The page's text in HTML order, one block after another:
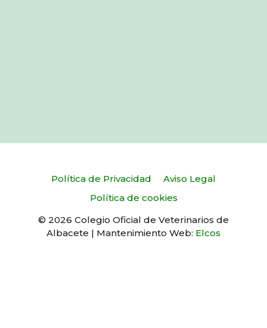
Política de Privacidad
Aviso Legal
Política de cookies
© 2026 Colegio Oficial de Veterinarios de
Albacete | Mantenimiento Web: Elcos